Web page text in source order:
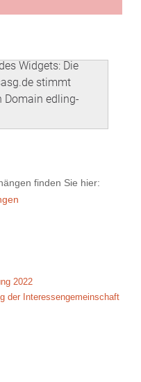
finden Sie hier:
2022
der Interessengemeinschaft